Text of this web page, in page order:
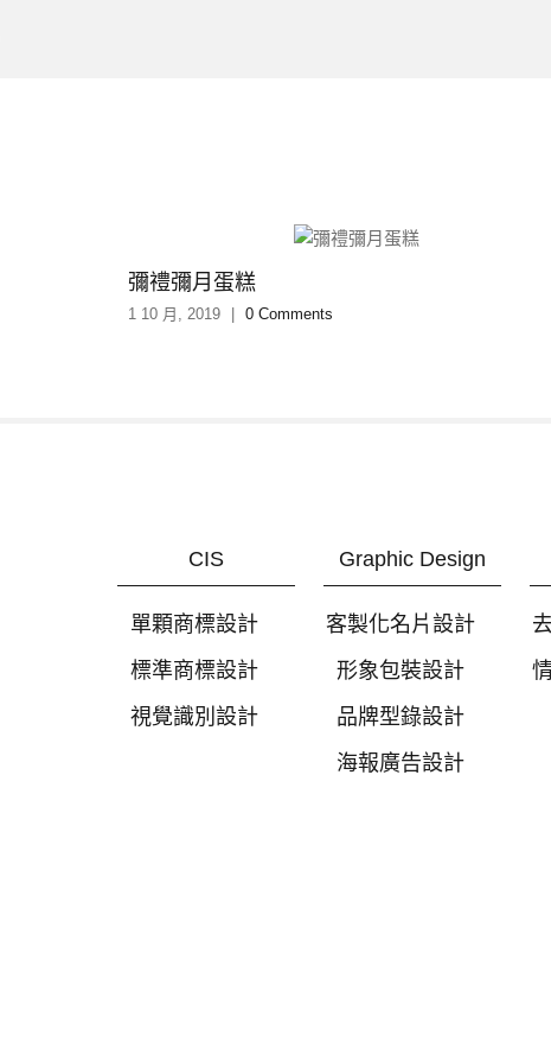
彌禮彌月蛋糕
1 10 月, 2019 | 0 Comments
CIS
單顆商標設計
標準商標設計
視覺識別設計
Graphic Design
客製化名片設計
形象包裝設計
品牌型錄設計
海報廣告設計